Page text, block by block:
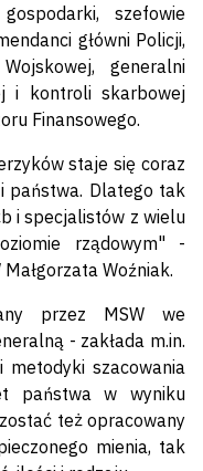
szefowie
główni Policji,
generalni
i kontroli skarbowej
Finansowego.
staje się coraz
państwa. Dlatego tak
i specjalistów z wielu
rządowym" -
Woźniak.
przez MSW we
- zakłada m.in.
szacowania
państwa w wyniku
też opracowany
mienia, tak